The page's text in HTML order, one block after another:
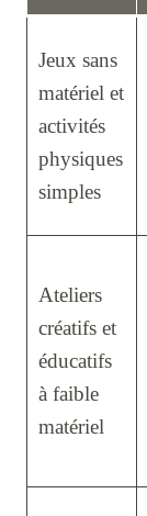
Jeux sans
matériel et
activités
physiques
simples
Ateliers
créatifs et
éducatifs
à faible
matériel